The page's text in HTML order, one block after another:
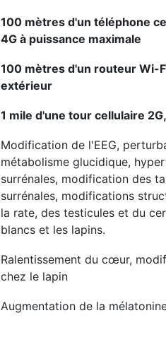
100 mètres d'un téléphone
4G à puissance maximale
100 mètres d'un routeur Wi-
extérieur
1 mile d'une tour cellulaire
Modification de l'EEG,
métabolisme glucidique,
surrénales, modification des
surrénales, modifications
la rate, des testicules et du
blancs et les lapins.
Ralentissement du cœur,
chez le lapin
Augmentation de la